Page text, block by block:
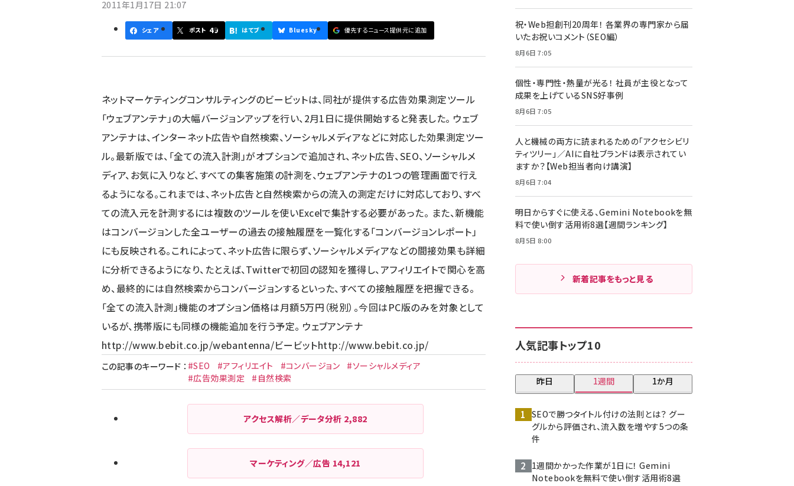
2011年1月17日 21:07
シェア ポスト 49 はてブ Bluesky 優先するニュース提供元に追加
ネットマーケティングコンサルティングのビービットは、同社が提供する広告効果測定ツール
「ウェブアンテナ」の大幅バージョンアップを行い、2月1日に提供開始すると発表した。 ウェブ
アンテナは、インターネット広告や自然検索、ソーシャルメディアなどに対応した効果測定ツー
ル。最新版では、「全ての流入計測」がオプションで追加され、ネット広告、SEO、ソーシャルメ
ディア、お気に入りなど、すべての集客施策の計測を、ウェブアンテナの1つの管理画面で行え
るようになる。これまでは、ネット広告と自然検索からの流入の測定だけに対応しており、すべ
ての流入元を計測するには複数のツールを使いExcelで集計する必要があった。 また、新機能
はコンバージョンした全ユーザーの過去の接触履歴を一覧化する「コンバージョンレポート」
にも反映される。これによって、ネット広告に限らず、ソーシャルメディアなどの間接効果も詳細
に分析できるようになり、たとえば、Twitterで初回の認知を獲得し、アフィリエイトで関心を高
め、最終的には自然検索からコンバージョンするといった、すべての接触履歴を把握できる。
「全ての流入計測」機能のオプション価格は月額5万円（税別）。今回はPC版のみを対象として
いるが、携帯版にも同様の機能追加を行う予定。 ウェブアンテナ
http://www.bebit.co.jp/webantenna/ビービットhttp://www.bebit.co.jp/
この記事のキーワード ： #SEO #アフィリエイト #コンバージョン
#ソーシャルメディア
#広告効果測定
#自然検索
アクセス解析／データ分析 2,882
マーケティング／広告 14,121
祝・Web担創刊20周年！ 各業界の専門家から届
いたお祝いコメント（SEO編）
8月6日 7:05
個性・専門性・熱量が光る！ 社員が主役となって
成果を上げているSNS好事例
8月6日 7:05
人と機械の両方に読まれるための「アクセシビリ
ティツリー」／AIに自社ブランドは表示されてい
ますか？【Web担当者向け講演】
8月6日 7:04
明日からすぐに使える、Gemini Notebookを無
料で使い倒す活用術8選【週間ランキング】
8月5日 8:00
新着記事をもっと見る
人気記事トップ10
昨日 1週間 1か月
SEOで勝つタイトル付けの法則とは？ グー
グルから評価され、流入数を増やす5つの条
件
1週間かかった作業が1日に！ Gemini
Notebookを無料で使い倒す活用術8選